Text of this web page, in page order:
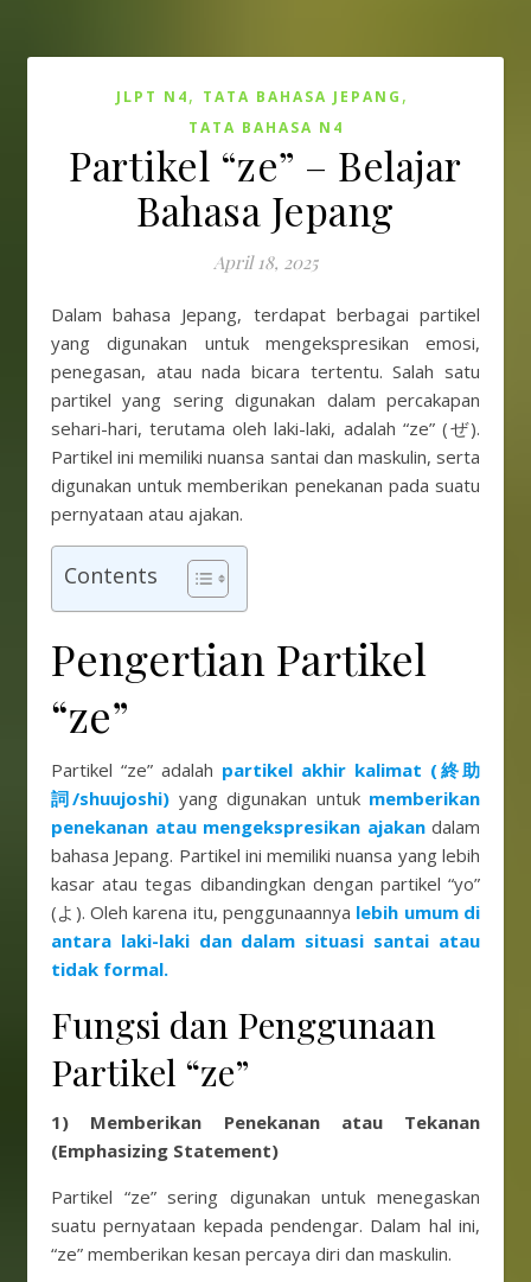
JLPT N4, TATA BAHASA JEPANG ,
TATA BAHASA N4
Partikel “ze” – Belajar
Bahasa Jepang
April 18, 2025
Dalam bahasa Jepang, terdapat berbagai partikel
yang digunakan untuk mengekspresikan emosi,
penegasan, atau nada bicara tertentu. Salah satu
partikel yang sering digunakan dalam percakapan
sehari-hari, terutama oleh laki-laki, adalah “ze” (ぜ).
Partikel ini memiliki nuansa santai dan maskulin, serta
digunakan untuk memberikan penekanan pada suatu
pernyataan atau ajakan.
Contents
Pengertian Partikel
“ze”
Partikel “ze” adalah partikel akhir kalimat (終助
詞/shuujoshi) yang digunakan untuk memberikan
penekanan atau mengekspresikan ajakan dalam
bahasa Jepang. Partikel ini memiliki nuansa yang lebih
kasar atau tegas dibandingkan dengan partikel “yo”
(よ). Oleh karena itu, penggunaannya lebih umum di
antara laki-laki dan dalam situasi santai atau
tidak formal.
Fungsi dan Penggunaan
Partikel “ze”
1) Memberikan Penekanan atau Tekanan
(Emphasizing Statement)
Partikel “ze” sering digunakan untuk menegaskan
suatu pernyataan kepada pendengar. Dalam hal ini,
“ze” memberikan kesan percaya diri dan maskulin.